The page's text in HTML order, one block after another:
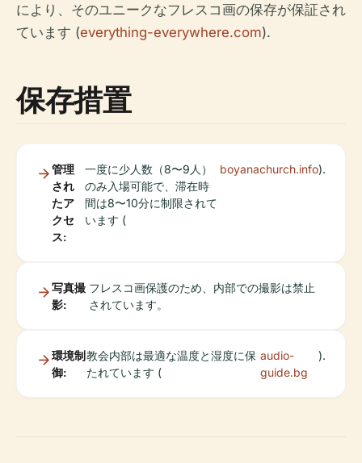
により、そのユニークなフレスコ画の保存が保証され
ています (everything-everywhere.com).
保存措置
管理
され
たア
クセ
ス:
一度に少人数（8〜9人）
のみ入場可能で、滞在時
間は8〜10分に制限されて
います (
boyanachurch.info).
写真撮
影:
フレスコ画保護のため、内部での撮影は禁止
されています。
環境制
御:
教会内部は最適な温度と湿度に保
たれています (
audio-
guide.bg
).